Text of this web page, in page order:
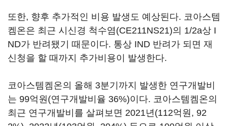
또한, 향후 추가적인 비용 발생도 예상된다. 코아스템
켐온은 최근 시신경 척수염(CE211NS21)의 1/2a상 I
ND가 반려됐기 때문이다. 통상 IND 반려가 되면 재
신청을 할 때까지 추가비용이 발생한다.
코아스템켐온의 올해 3분기까지 발생한 연구개발비
는 99억원(연구개발비율 36%)이다. 코아스템켐온의
최근 연구개발비를 살펴보면 2021년(112억원, 92